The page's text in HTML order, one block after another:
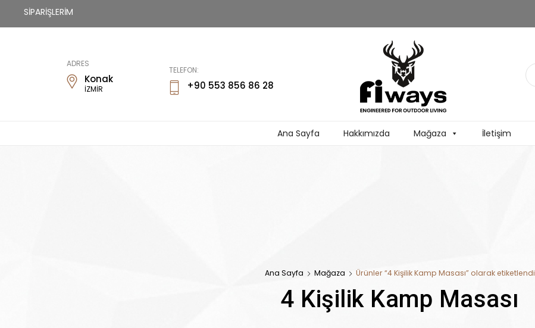
SİPARİŞLERİM
ADRES
Konak
İZMİR
TELEFON:
+90 553 856 86 28
Ana Sayfa Hakkımızda Mağaza İletişim
Ana Sayfa Mağaza Ürünler “4 Kişilik Kamp Masası” olarak etiketlendi
4 Kişilik Kamp Masası